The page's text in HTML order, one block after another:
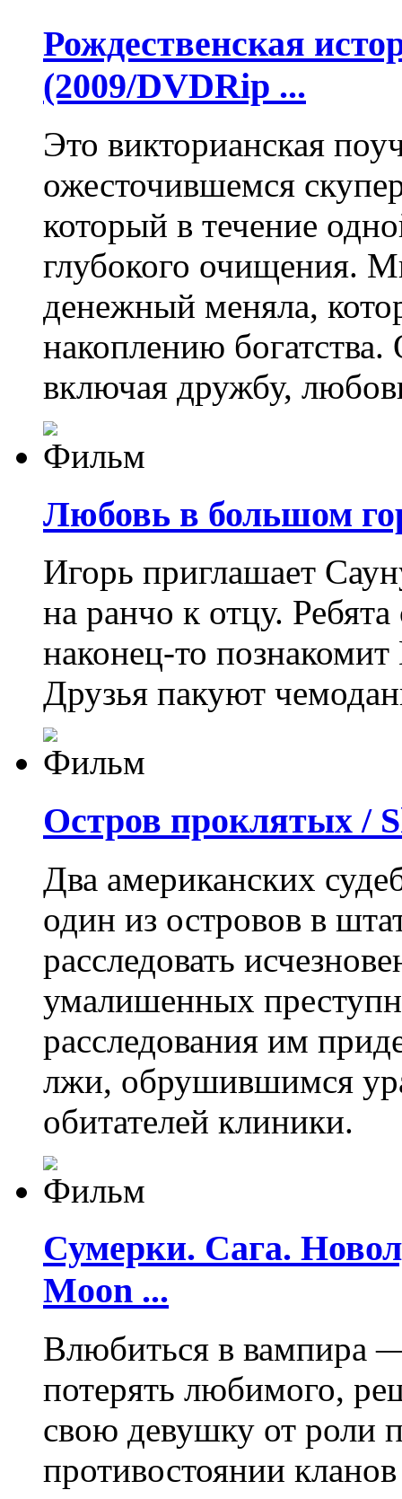
Рождественская
(2009/DVDRip ...
Это викторианская
ожесточившемся
который в течение
глубокого очищения.
денежный меняла,
накоплению богатства.
включая дружбу,
Любовь в большом
Игорь приглашает
на ранчо к отцу.
наконец-то
Друзья пакуют
Остров проклятых /
Два американских
один из островов в
расследовать
умалишенных
расследования им
лжи, обрушившимся
обитателей клиники.
Сумерки. Сага.
Moon ...
Влюбиться в вампира
потерять любимого,
свою девушку от роли
противостоянии